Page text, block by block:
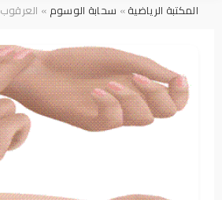
المكتبة الرياضية» سحابة الوسوم » العرقوب